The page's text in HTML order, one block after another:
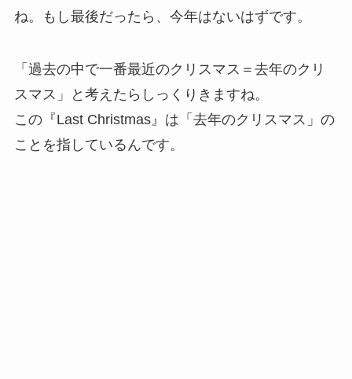
ね。もし最後だったら、今年はないはずです。
「過去の中で一番最近のクリスマス＝去年のクリ
スマス」と考えたらしっくりきますね。
この『Last Christmas』は「去年のクリスマス」の
ことを指しているんです。